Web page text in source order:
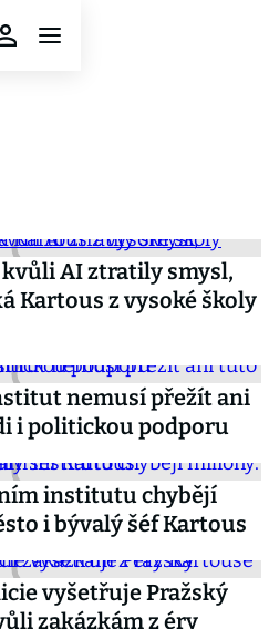
AI ztratily smysl,
Kartous z vysoké školy
nemusí přežít ani
i politickou podporu
institutu chybějí
i bývalý šéf Kartous
vyšetřuje Pražský
zakázkám z éry